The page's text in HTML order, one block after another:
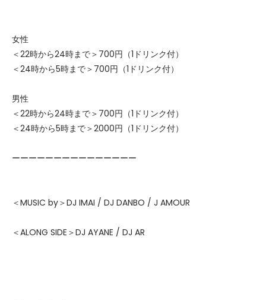
女性
＜22時から24時まで＞700円（1ドリンク付）
＜24時から5時まで＞700円（1ドリンク付）
男性
＜22時から24時まで＞700円（1ドリンク付）
＜24時から5時まで＞2000円（1ドリンク付）
ーーーーーーーーーーーーーーー
＜MUSIC by＞DJ IMAI / DJ DANBO / J AMOUR
＜ALONG SIDE＞DJ AYANE / DJ AR